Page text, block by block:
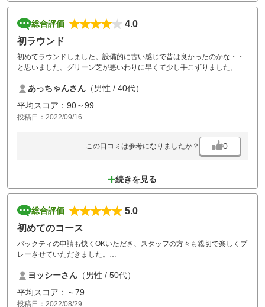
総合評価
4.0
初ラウンド
初めてラウンドしました。設備的に古い感じで昔は良かったのかな・・
と思いました。グリーン芝が悪いわりに早くて少し手こずりました。
あっちゃんさん （男性 / 40代）
平均スコア：90～99
投稿日：2022/09/16
この口コミは参考になりましたか？ 0
続きを見る
総合評価
5.0
初めてのコース
バックティの申請も快くOKいただき、スタッフの方々も親切で楽しくプ
レーさせていただきました。
らカップインまで気が抜けず、いじめられながらの１日でした。
最近の猛暑や記録的豪雨にもかかわらず、芝＆砂の管理は素晴らしかっ
たです。
ヨッシーさん （男性 / 50代）
平均スコア：～79
投稿日：2022/08/29